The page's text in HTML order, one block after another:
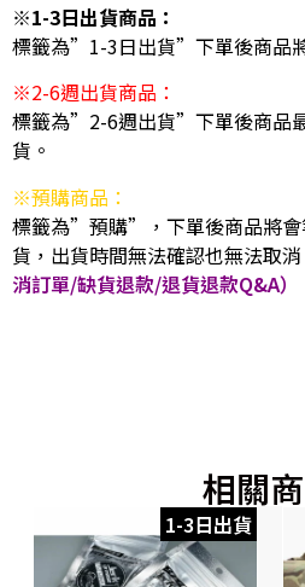
※1-3日出貨商品：
標籤為”1-3日出貨”下單後商品
※2-6週出貨商品：
標籤為”2-6週出貨”下單後商品
貨。
※預購商品：
標籤為”預購”，下單後商品將會
貨，出貨時間無法確認也無法取消
消訂單/缺貨退款/退貨退款Q&A）
相關
1-3日出貨